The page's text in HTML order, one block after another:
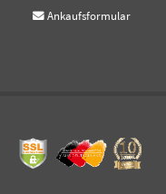
Ankaufsformular